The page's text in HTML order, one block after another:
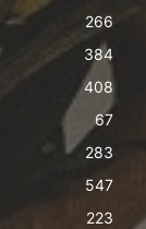
266
384
408
67
283
547
223